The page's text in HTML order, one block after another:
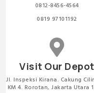
0812-8456-4564
0819 97101192

Visit Our Depot
Jl. Inspeksi Kirana. Cakung
KM 4. Rorotan, Jakarta Utara